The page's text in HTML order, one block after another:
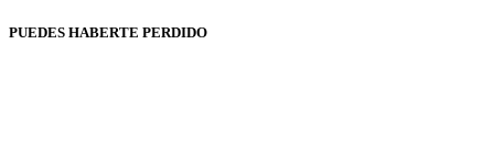
PUEDES HABERTE PERDIDO